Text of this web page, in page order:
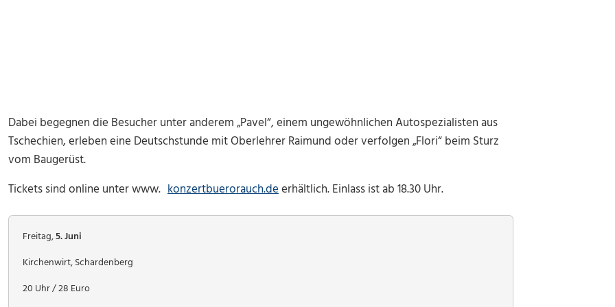
Dabei begegnen die Besucher unter anderem „Pavel“, einem ungewöhnlichen Autospezialisten aus
Tschechien, erleben eine Deutschstunde mit Oberlehrer Raimund oder verfolgen „Flori“ beim Sturz
vom Baugerüst.
Tickets sind online unter www. konzertbuerorauch.deerhältlich. Einlass ist ab 18.30 Uhr.
Freitag,5. Juni
Kirchenwirt, Schardenberg
20 Uhr / 28 Euro